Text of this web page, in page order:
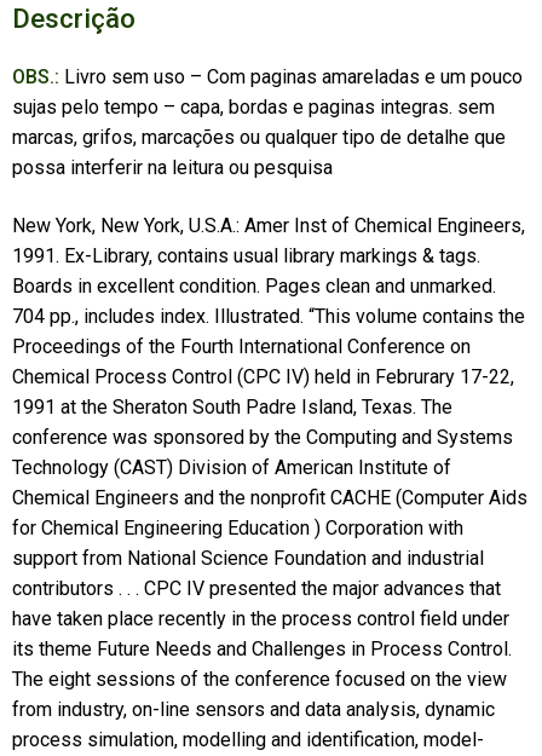
Descrição
OBS.: Livro sem uso – Com paginas amareladas e um pouco
sujas pelo tempo – capa, bordas e paginas integras. sem
marcas, grifos, marcações ou qualquer tipo de detalhe que
possa interferir na leitura ou pesquisa
New York, New York, U.S.A.: Amer Inst of Chemical Engineers,
1991. Ex-Library, contains usual library markings & tags.
Boards in excellent condition. Pages clean and unmarked.
704 pp., includes index. Illustrated. “This volume contains the
Proceedings of the Fourth International Conference on
Chemical Process Control (CPC IV) held in Februrary 17-22,
1991 at the Sheraton South Padre Island, Texas. The
conference was sponsored by the Computing and Systems
Technology (CAST) Division of American Institute of
Chemical Engineers and the nonprofit CACHE (Computer Aids
for Chemical Engineering Education ) Corporation with
support from National Science Foundation and industrial
contributors . . . CPC IV presented the major advances that
have taken place recently in the process control field under
its theme Future Needs and Challenges in Process Control.
The eight sessions of the conference focused on the view
from industry, on-line sensors and data analysis, dynamic
process simulation, modelling and identification, model-